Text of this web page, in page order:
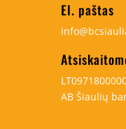
El. paštas
AB Šiaulių